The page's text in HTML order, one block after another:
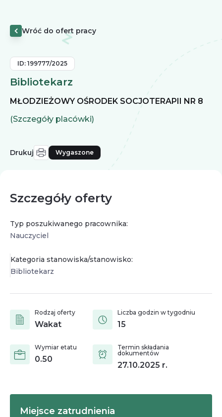
Wróć do ofert pracy
ID: 199777/2025
Bibliotekarz
MŁODZIEŻOWY OŚRODEK SOCJOTERAPII NR 8
(Szczegóły placówki)
Drukuj Wygaszone
Szczegóły oferty
Typ poszukiwanego pracownika:
Nauczyciel
Kategoria stanowiska/stanowisko:
Bibliotekarz
Rodzaj oferty
Wakat
Liczba godzin w tygodniu
15
Wymiar etatu
0.50
Termin składania
dokumentów
27.10.2025 r.
Miejsce zatrudnienia